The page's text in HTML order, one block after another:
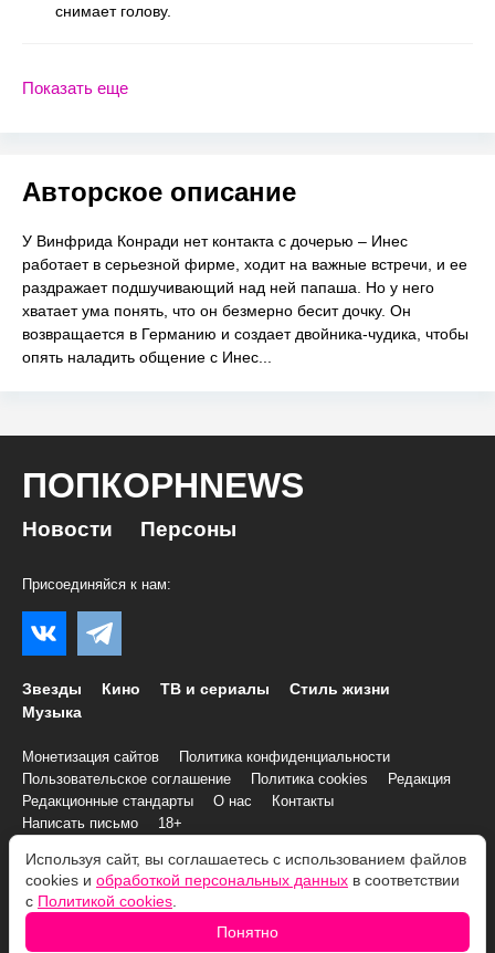
снимает голову.
Показать еще
Авторское описание
У Винфрида Конради нет контакта с дочерью – Инес
работает в серьезной фирме, ходит на важные встречи, и ее
раздражает подшучивающий над ней папаша. Но у него
хватает ума понять, что он безмерно бесит дочку. Он
возвращается в Германию и создает двойника-чудика, чтобы
опять наладить общение с Инес...
ПОПКОРНNEWS
Новости Персоны
Присоединяйся к нам:
Звезды Кино ТВ и сериалы
Стиль жизни
Музыка
Монетизация сайтов
Политика конфиденциальности
Пользовательское соглашение
Политика cookies
Редакция
Редакционные стандарты
О нас
Контакты
Написать письмо
18+
© 2007–2026 Все права и материалы принадлежат
«ПОПКОРНNEWS»
При копировании информации необходимо соблюдать
Используя сайт, вы соглашаетесь с использованием файлов
cookies и обработкой персональных данных в соответствии
с Политикой cookies
Понятно